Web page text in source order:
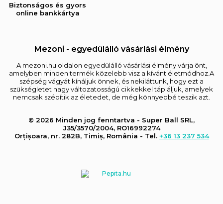
Biztonságos és gyors
online bankkártya
Mezoni - egyedülálló vásárlási élmény
A mezoni.hu oldalon egyedülálló vásárlási élmény várja önt,
amelyben minden termék közelebb visz a kívánt életmódhoz.A
szépség vágyát kínáljuk önnek, és nekiláttunk, hogy ezt a
szükségletet nagy változatosságú cikkekkel tápláljuk, amelyek
nemcsak szépítik az életedet, de még könnyebbé teszik azt.
© 2026 Minden jog fenntartva - Super Ball SRL,
J35/3570/2004, RO16992274
Orțișoara, nr. 282B, Timiș, România - Tel. +36 13 237 534